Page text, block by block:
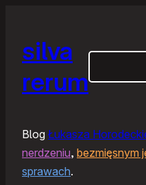
silva
rerum
Blog Łukasza
nerdzeniu, bezmięsnym
sprawach.